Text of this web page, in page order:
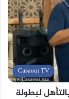
Casaoui TV
لبطولة